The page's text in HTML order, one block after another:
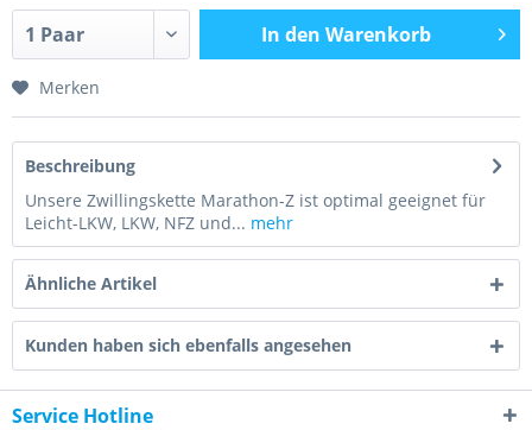
In den Warenkorb
Merken
Beschreibung
Unsere Zwillingskette Marathon-Z ist optimal geeignet für
Leicht-LKW, LKW, NFZ und... mehr
Ähnliche Artikel
Kunden haben sich ebenfalls angesehen
Service Hotline